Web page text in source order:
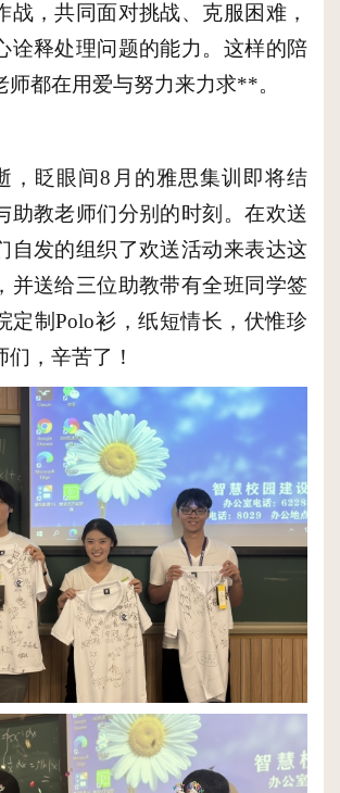
战，共同面对挑战、克服困难，
诠释处理问题的能力。这样的陪
师都在用爱与努力来力求**。
，眨眼间8月的雅思集训即将结
助教老师们分别的时刻。在欢送
自发的组织了欢送活动来表达这
，并送给三位助教带有全班同学签
定制Polo衫，纸短情长，伏惟珍
，辛苦了！